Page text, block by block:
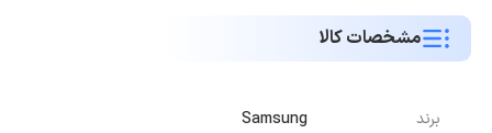
مشخصات کالا
برند Samsung